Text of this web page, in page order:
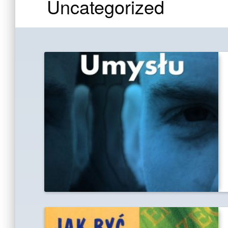
Uncategorized